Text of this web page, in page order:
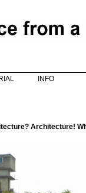
INFO
Architecture!